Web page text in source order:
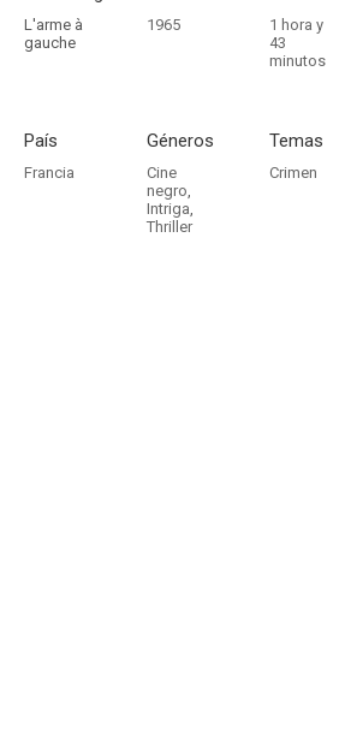
L'arme à
gauche
1965
1 hora y
43
minutos
País
Francia
Géneros
Cine
negro,
Intriga,
Thriller
Temas
Crimen